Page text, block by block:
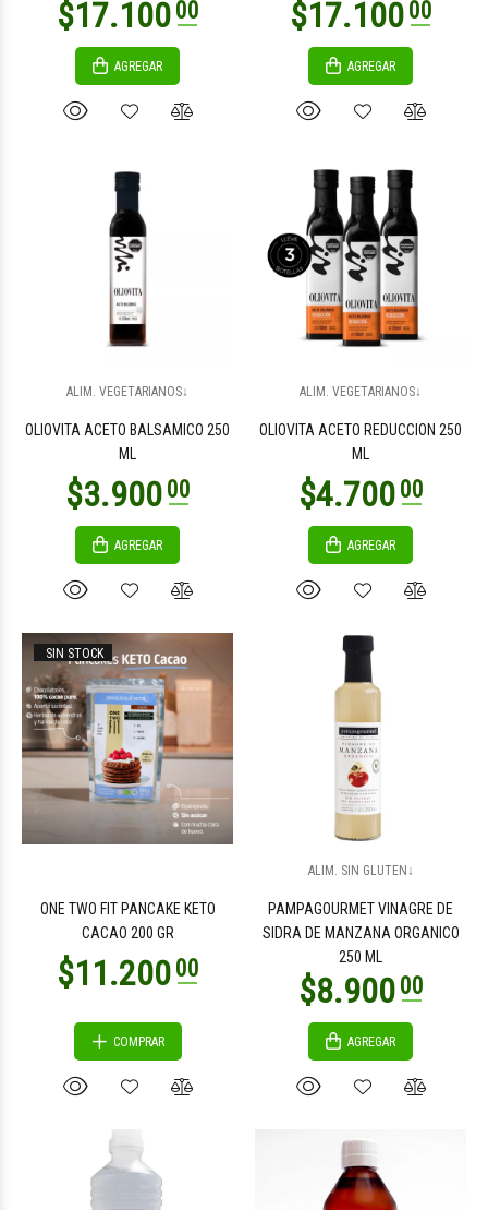
AGREGAR AGREGAR
ALIM. VEGETARIANOS↓
OLIOVITA ACETO BALSAMICO 250
ML
AGREGAR
ALIM. VEGETARIANOS↓
OLIOVITA ACETO REDUCCION 250
ML
AGREGAR
SIN STOCK
ONE TWO FIT PANCAKE KETO
CACAO 200 GR
COMPRAR
ALIM. SIN GLUTEN↓
PAMPAGOURMET VINAGRE DE
SIDRA DE MANZANA ORGANICO
250 ML
AGREGAR